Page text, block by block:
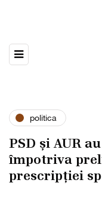
politica
PSD și AUR
împotriva
prescripției